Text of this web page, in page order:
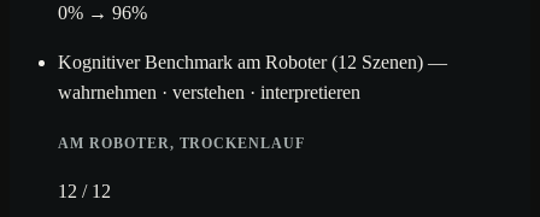
0% → 96%
Kognitiver Benchmark am Roboter (12 Szenen) —
wahrnehmen · verstehen · interpretieren
AM ROBOTER, TROCKENLAUF
12 / 12